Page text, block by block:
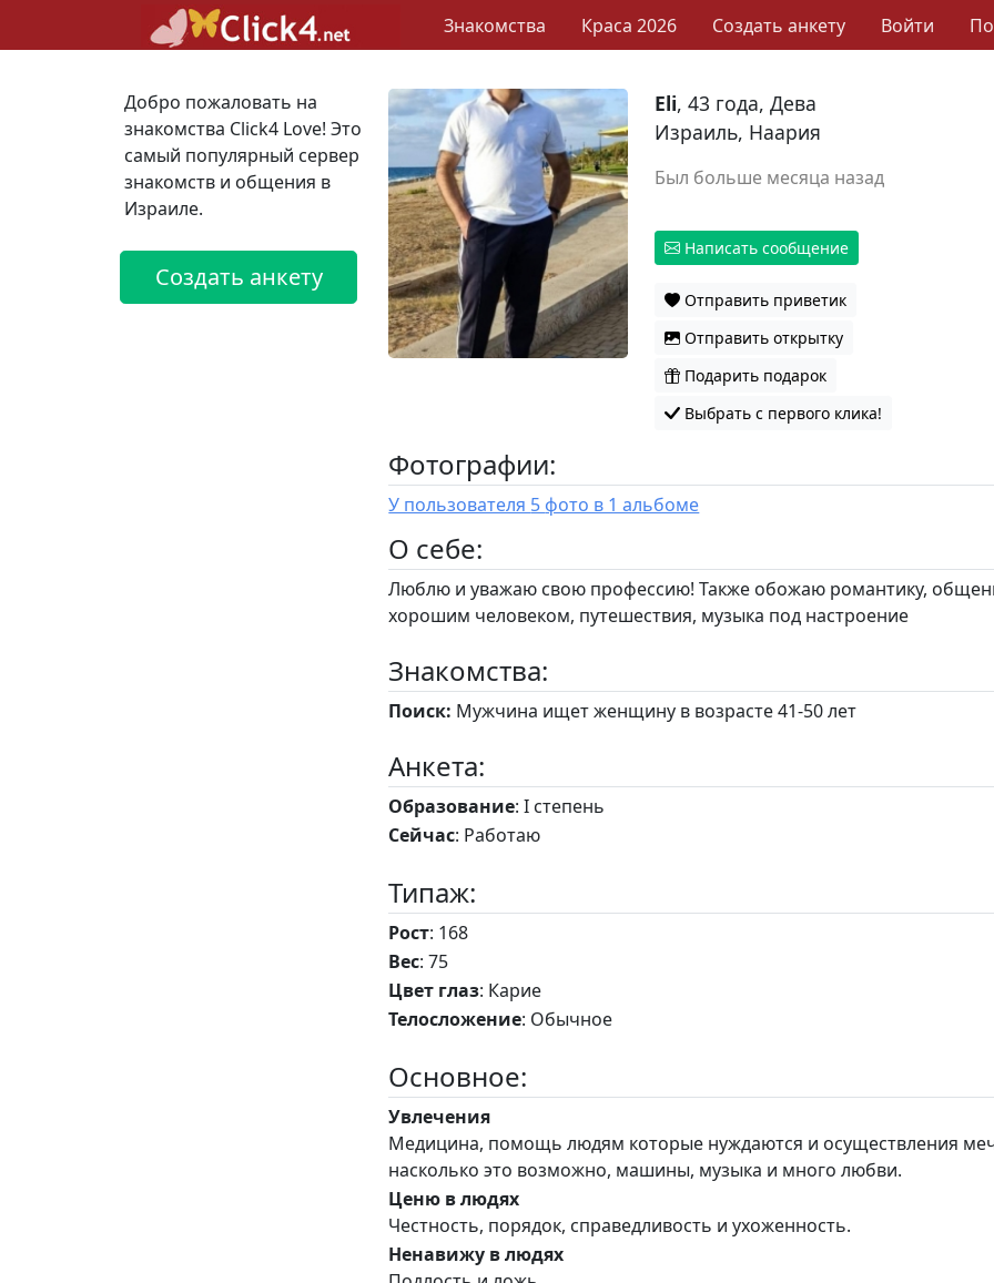
Знакомства Краса 2026 Создать анкету Войти
Добро пожаловать на
знакомства Click4 Love! Это
самый популярный сервер
знакомств и общения в
Израиле.
Создать анкету
Eli, 43 года, Дева
Израиль, Наария
Был больше месяца назад
Написать сообщение
Отправить приветик
Отправить открытку
Подарить подарок
Выбрать с первого клика!
Фотографии:
У пользователя 5 фото в 1 альбоме
O себе:
Люблю и уважаю свою профессию! Также обожаю романтику,
хорошим человеком, путешествия, музыка под настроение
Знакомства:
Поиск: Мужчина ищет женщину в возрасте 41-50 лет
Анкета:
Образование: I степень
Сейчас: Работаю
Типаж:
Рост: 168
Вес: 75
Цвет глаз: Карие
Телосложение: Обычное
Основное:
Увлечения
Медицина, помощь людям которые нуждаются и осуществления
насколько это возможно, машины, музыка и много любви.
Ценю в людях
Честность, порядок, справедливость и ухоженность.
Ненавижу в людях